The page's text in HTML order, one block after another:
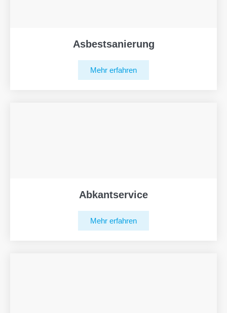
Asbestsanierung
Mehr erfahren
Abkantservice
Mehr erfahren